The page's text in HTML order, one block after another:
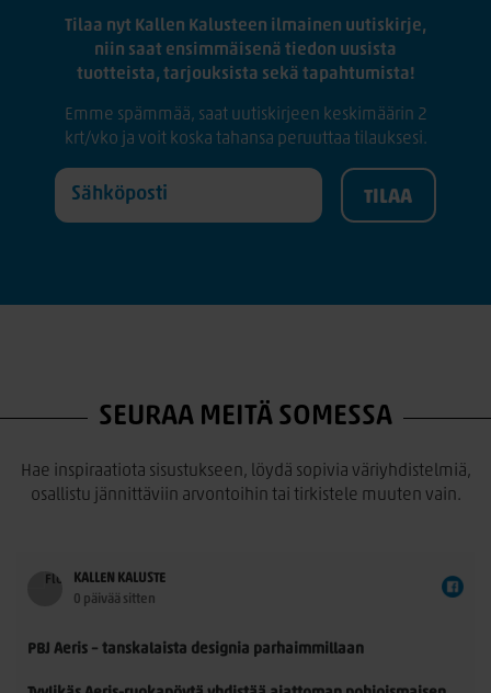
Tilaa nyt Kallen Kalusteen ilmainen uutiskirje,
niin saat ensimmäisenä tiedon uusista
tuotteista, tarjouksista sekä tapahtumista!
Emme spämmää, saat uutiskirjeen keskimäärin 2
krt/vko ja voit koska tahansa peruuttaa tilauksesi.
SEURAA MEITÄ SOMESSA
Hae inspiraatiota sisustukseen, löydä sopivia väriyhdistelmiä,
osallistu jännittäviin arvontoihin tai tirkistele muuten vain.
KALLEN KALUSTE
0 päivää sitten
PBJ Aeris – tanskalaista designia parhaimmillaan